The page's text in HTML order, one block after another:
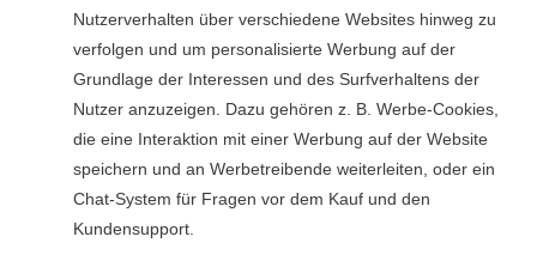
Nutzerverhalten über verschiedene Websites hinweg zu
verfolgen und um personalisierte Werbung auf der
Grundlage der Interessen und des Surfverhaltens der
Nutzer anzuzeigen. Dazu gehören z. B. Werbe-Cookies,
die eine Interaktion mit einer Werbung auf der Website
speichern und an Werbetreibende weiterleiten, oder ein
Chat-System für Fragen vor dem Kauf und den
Kundensupport.